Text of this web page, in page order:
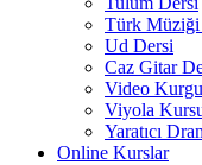
Türk Müziği
Ud Dersi
Caz Gitar
Video
Viyola
Yaratıcı
Online Kurslar